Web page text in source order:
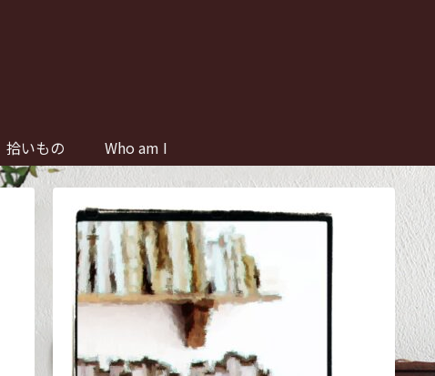
拾いもの Who am I